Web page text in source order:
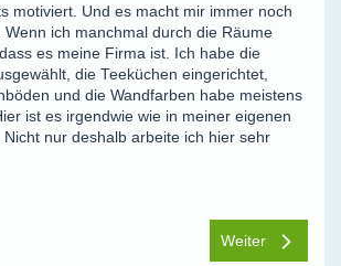
motiviert. Und es macht mir immer noch
Wenn ich manchmal durch die Räume
es meine Firma ist. Ich habe die
die Teeküchen eingerichtet,
und die Wandfarben habe meistens
ist es irgendwie wie in meiner eigenen
nur deshalb arbeite ich hier sehr
Weiter